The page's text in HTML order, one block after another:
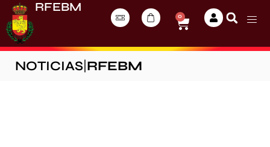
RFEBM
0
NOTICIAS RFEBM